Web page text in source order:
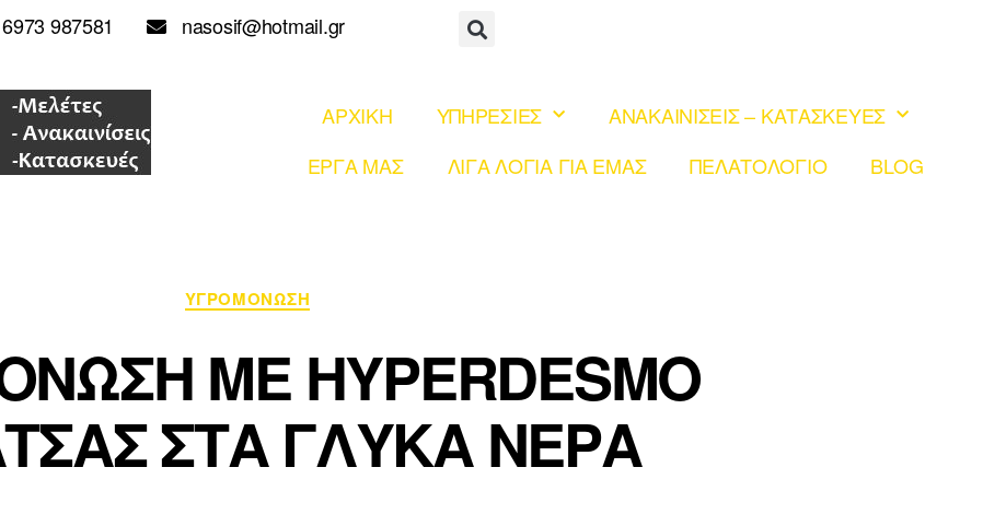
987581 nasosif@hotmail.gr
ΑΡΧΙΚΗ ΥΠΗΡΕΣΙΕΣ
ΑΝΑΚΑΙΝΙΣΕΙΣ – ΚΑΤΑΣΚΕΥΕΣ
ΕΡΓΑ ΜΑΣ
ΛΙΓΑ ΛΟΓΙΑ ΓΙΑ ΕΜΑΣ ΠΕΛΑΤΟΛΟΓΙΟ BLOG
ΥΓΡΟΜΟΝΩΣΗ
ΜΕ HYPERDESMO
ΣΤΑ ΓΛΥΚΑ ΝΕΡΑ